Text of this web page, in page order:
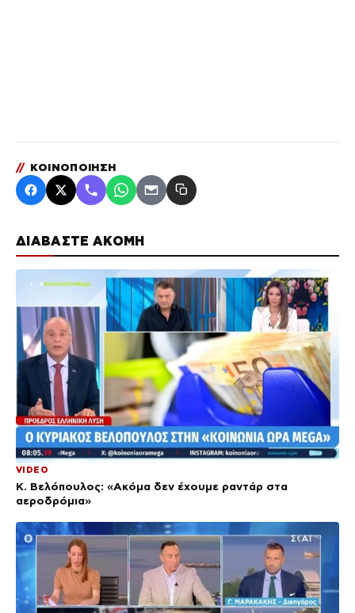
ΔΙΑΒΑΣΤΕ ΑΚΟΜΗ
VIDEO
Κ. Βελόπουλος: «Ακόμα δεν έχουμε ραντάρ στα
αεροδρόμια»
// ΚΟΙΝΟΠΟΙΗΣΗ